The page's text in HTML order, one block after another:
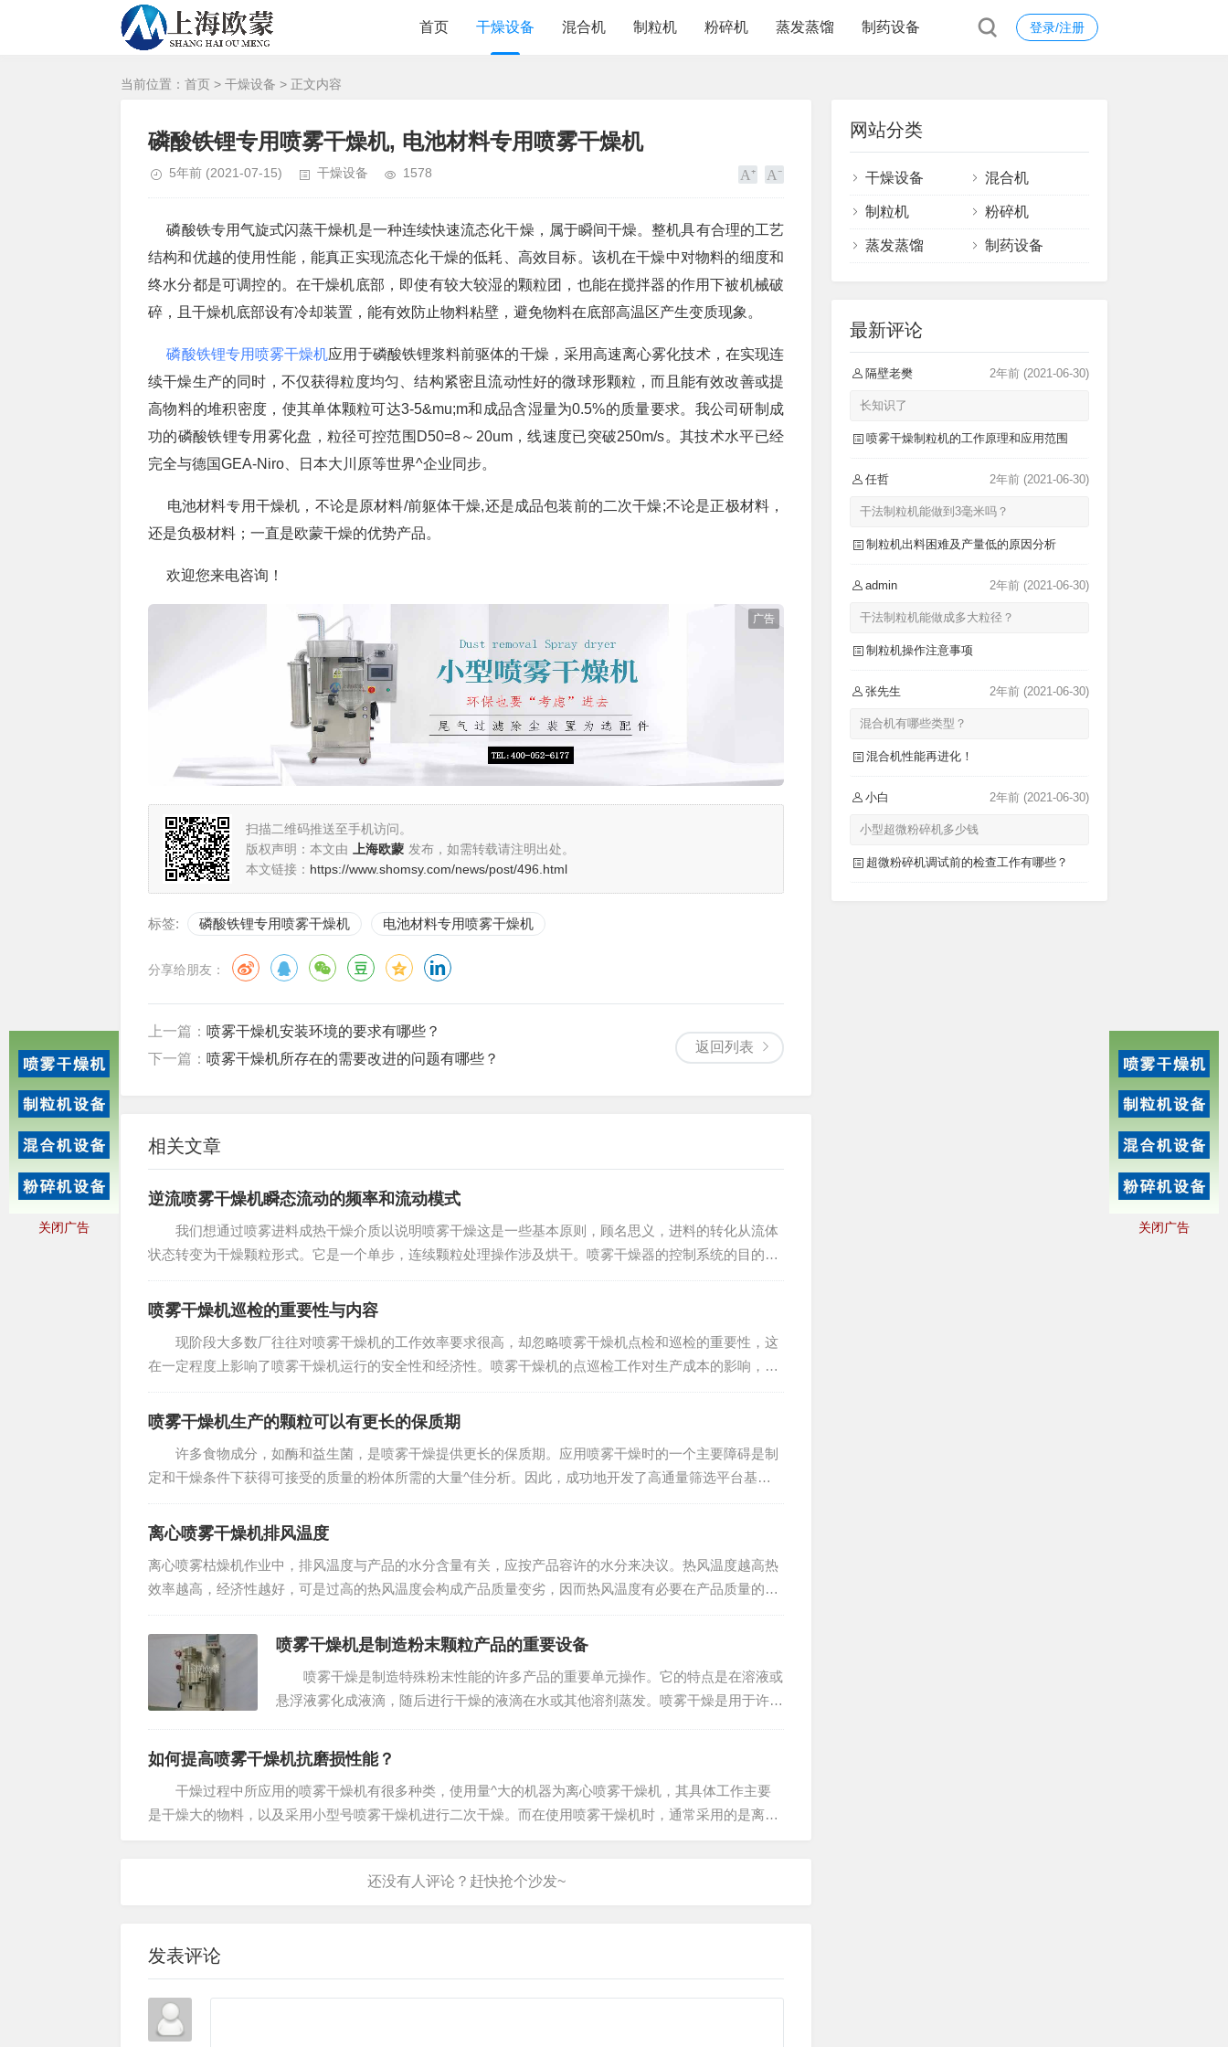
登录/注册
首页 干燥设备 混合机 制粒机 粉碎机 蒸发蒸馏 制药设备
当前位置： 首页 > 干燥设备 > 正文内容
磷酸铁锂专用喷雾干燥机, 电池材料专用喷雾干燥机
5年前 (2021-07-15) 干燥设备 1578
磷酸铁专用气旋式闪蒸干燥机是一种连续快速流态化干燥，属于瞬间干燥。整机具有合理的工艺
结构和优越的使用性能，能真正实现流态化干燥的低耗、高效目标。该机在干燥中对物料的细度和
终水分都是可调控的。在干燥机底部，即使有较大较湿的颗粒团，也能在搅拌器的作用下被机械破
碎，且干燥机底部设有冷却装置，能有效防止物料粘壁，避免物料在底部高温区产生变质现象。
磷酸铁锂专用喷雾干燥机应用于磷酸铁锂浆料前驱体的干燥，采用高速离心雾化技术，在实现连
续干燥生产的同时，不仅获得粒度均匀、结构紧密且流动性好的微球形颗粒，而且能有效改善或提
高物料的堆积密度，使其单体颗粒可达3-5&mu;m和成品含湿量为0.5%的质量要求。我公司研制成
功的磷酸铁锂专用雾化盘，粒径可控范围D50=8～20um，线速度已突破250m/s。其技术水平已经
完全与德国GEA-Niro、日本大川原等世界^企业同步。
电池材料专用干燥机，不论是原材料/前躯体干燥,还是成品包装前的二次干燥;不论是正极材料，
还是负极材料；一直是欧蒙干燥的优势产品。
欢迎您来电咨询！
广告
扫描二维码推送至手机访问。
版权声明：本文由 上海欧蒙 发布，如需转载请注明出处。
本文链接： https://www.shomsy.com/news/post/496.html
标签: 磷酸铁锂专用喷雾干燥机 电池材料专用喷雾干燥机
分享给朋友：
返回列表
上一篇： 喷雾干燥机安装环境的要求有哪些？
下一篇： 喷雾干燥机所存在的需要改进的问题有哪些？
相关文章
逆流喷雾干燥机瞬态流动的频率和流动模式
我们想通过喷雾进料成热干燥介质以说明喷雾干燥这是一些基本原则，顾名思义，进料的转化从流体
状态转变为干燥颗粒形式。它是一个单步，连续颗粒处理操作涉及烘干。喷雾干燥器的控制系统的目的是
期望干燥产品品质的维持，而不管在供料的干燥操作和变型内...
喷雾干燥机巡检的重要性与内容
现阶段大多数厂往往对喷雾干燥机的工作效率要求很高，却忽略喷雾干燥机点检和巡检的重要性，这
在一定程度上影响了喷雾干燥机运行的安全性和经济性。喷雾干燥机的点巡检工作对生产成本的影响，除
了表现在生产产品的数量上之外，还有喷雾干燥机的投资效果...
喷雾干燥机生产的颗粒可以有更长的保质期
许多食物成分，如酶和益生菌，是喷雾干燥提供更长的保质期。应用喷雾干燥时的一个主要障碍是制
定和干燥条件下获得可接受的质量的粉体所需的大量^佳分析。因此，成功地开发了高通量筛选平台基于
单液滴干燥模拟喷雾干燥。 喷雾干燥是一种广泛使用...
离心喷雾干燥机排风温度
离心喷雾枯燥机作业中，排风温度与产品的水分含量有关，应按产品容许的水分来决议。热风温度越高热
效率越高，经济性越好，可是过高的热风温度会构成产品质量变劣，因而热风温度有必要在产品质量的前
提下恰当进步。 离心喷雾枯燥机热风温度...
喷雾干燥机是制造粉末颗粒产品的重要设备
喷雾干燥是制造特殊粉末性能的许多产品的重要单元操作。它的特点是在溶液或
悬浮液雾化成液滴，随后进行干燥的液滴在水或其他溶剂蒸发。喷雾干燥是用于许多
个即时食品，奶粉，...
如何提高喷雾干燥机抗磨损性能？
干燥过程中所应用的喷雾干燥机有很多种类，使用量^大的机器为离心喷雾干燥机，其具体工作主要
是干燥大的物料，以及采用小型号喷雾干燥机进行二次干燥。而在使用喷雾干燥机时，通常采用的是离心
发表评论
网站分类
干燥设备 混合机
制粒机 粉碎机
蒸发蒸馏 制药设备
最新评论
隔壁老樊 2年前 (2021-06-30)
长知识了
喷雾干燥制粒机的工作原理和应用范围
任哲 2年前 (2021-06-30)
干法制粒机能做到3毫米吗？
制粒机出料困难及产量低的原因分析
admin 2年前 (2021-06-30)
干法制粒机能做成多大粒径？
制粒机操作注意事项
张先生 2年前 (2021-06-30)
混合机有哪些类型？
混合机性能再进化！
小白 2年前 (2021-06-30)
小型超微粉碎机多少钱
超微粉碎机调试前的检查工作有哪些？
关闭广告 关闭广告